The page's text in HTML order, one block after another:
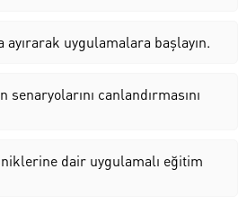
ayırarak uygulamalara başlayın.
canlandırmasını
dair uygulamalı eğitim